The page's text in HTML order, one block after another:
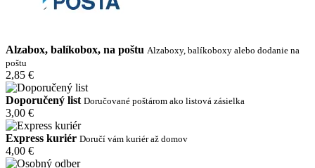
Alzabox, balíkobox, na poštu Alzaboxy, balíkoboxy alebo dodanie na
poštu
2,85 €
Doporučený list Doručované poštárom ako listová zásielka
3,00 €
Express kuriér Doručí vám kuriér až domov
4,00 €